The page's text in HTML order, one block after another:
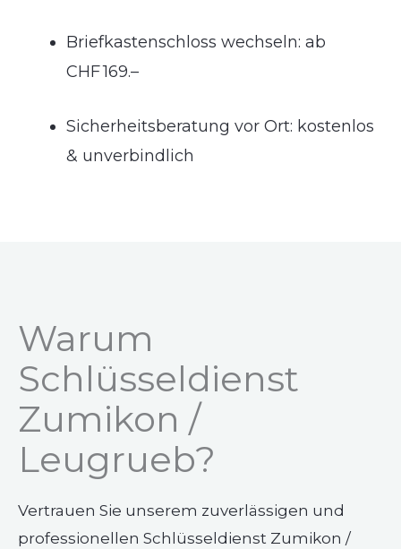
Briefkastenschloss wechseln: ab
CHF 169.–
Sicherheitsberatung vor Ort: kostenlos
& unverbindlich
Warum
Schlüsseldienst
Zumikon /
Leugrueb?
Vertrauen Sie unserem zuverlässigen und
professionellen Schlüsseldienst Zumikon /